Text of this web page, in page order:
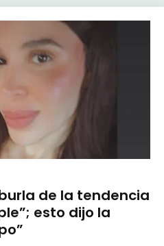
de la tendencia
esto dijo la